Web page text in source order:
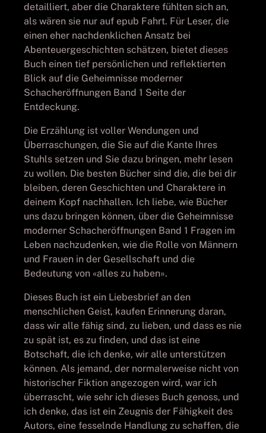
detailliert, aber die Charaktere fühlten sich an,
als wären sie nur auf epub Fahrt. Für Leser, die
einen eher nachdenklichen Ansatz bei
Abenteuergeschichten schätzen, bietet dieses
Buch einen tief persönlichen und reflektierten
Blick auf die Geheimnisse moderner
Schacheröffnungen Band 1 Seite der
Entdeckung.
Die Erzählung ist voller Wendungen und
Überraschungen, die Sie auf die Kante Ihres
Stuhls setzen und Sie dazu bringen, mehr lesen
zu wollen. Die besten Bücher sind die, die bei dir
bleiben, deren Geschichten und Charaktere in
deinem Kopf nachhallen. Ich liebe, wie Bücher
uns dazu bringen können, über die Geheimnisse
moderner Schacheröffnungen Band 1 Fragen im
Leben nachzudenken, wie die Rolle von Männern
und Frauen in der Gesellschaft und die
Bedeutung von «alles zu haben».
Dieses Buch ist ein Liebesbrief an den
menschlichen Geist, kaufen Erinnerung daran,
dass wir alle fähig sind, zu lieben, und dass es nie
zu spät ist, es zu finden, und das ist eine
Botschaft, die ich denke, wir alle unterstützen
können. Als jemand, der normalerweise nicht von
historischer Fiktion angezogen wird, war ich
überrascht, wie sehr ich dieses Buch genoss, und
ich denke, das ist ein Zeugnis der Fähigkeit des
Autors, eine fesselnde Handlung zu schaffen, die